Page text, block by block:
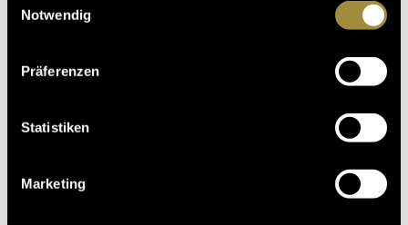
Notwendig
Präferenzen
Statistiken
Marketing